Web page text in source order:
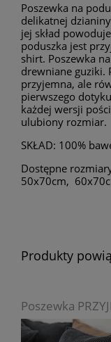
Poszewka na
delikatnej
jej skład
poduszka jest
shirt. Poszewka
drewniane guziki.
przyjemna, ale
pierwszego
każdej wersji
ulubiony rozmiar.
SKŁAD: 100%
Dostępne
50x70cm,
Produkty
Poszewka